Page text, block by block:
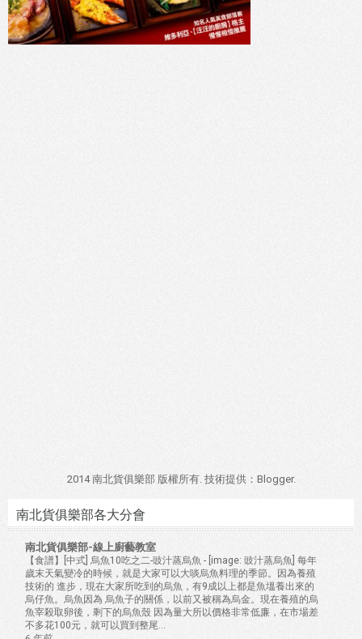
2014 南北貨俱樂部 版權所有. 技術提供： Blogger.
南北貨俱樂部各大分會
南北貨俱樂部-線上廚藝教室
【食譜】[中式] 烏魚10吃之二-豉汁蒸烏魚 - [image: 豉汁蒸烏魚] 每年
歲末天氣變冷的時候，就是大家可以大啖烏魚料理的季節。因為養殖
技術的 進步，現在大家所吃到的烏魚，有9成以上都是魚塭養出來的
烏仔魚。烏魚因為 烏魚子的關係，以前又被稱為烏金。現在養殖的烏
魚宰殺取卵後，剩下的烏魚殼 因為量大所以價格非常低廉，在市場差
不多花100元，就可以買到整尾...